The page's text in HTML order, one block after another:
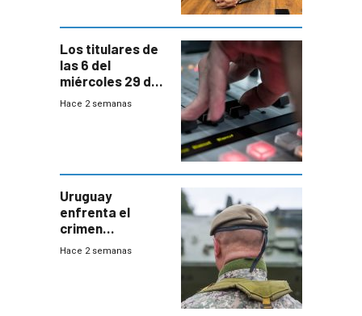
Los titulares de
las 6 del
miércoles 29 de
julio de 2026
Hace 2 semanas
Uruguay
enfrenta el
crimen
organizado con
Hace 2 semanas